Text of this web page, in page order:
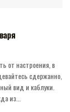
от настроения, в
сдержанно,
вид и каблуки. ⠀
из...